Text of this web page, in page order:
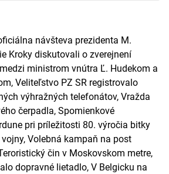
návšteva prezidenta M.
Kroky diskutovali o zverejnení
ministrom vnútra Ľ. Hudekom a
Veliteľstvo PZ SR registrovalo
výhražných telefonátov, Vražda
čerpadla, Spomienkové
pri príležitosti 80. výročia bitky
Volebná kampaň na post
čin v Moskovskom metre,
dopravné lietadlo, V Belgicku na